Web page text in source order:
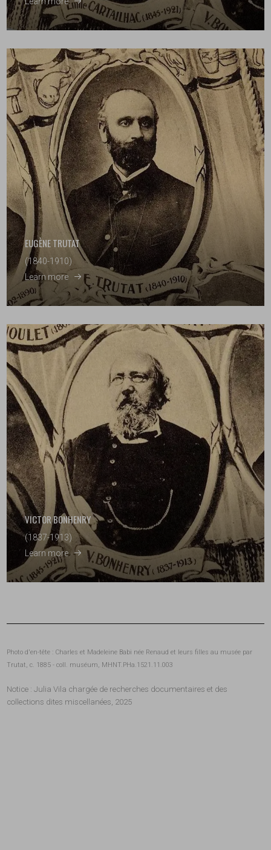
EUGÈNE TRUTAT
(1840-1910)
Learn more
VICTOR BONHENRY
(1837-1913)
Learn more
Photo d'en-tête : Charles et Madeleine Babi née Renaud et leurs filles au musée par
Trutat, c. 1885 - coll. muséum, MHNT.PHa.1521.11.003
Notice : Julia Vila chargée de recherches documentaires et des
collections dites miscellanées, 2025